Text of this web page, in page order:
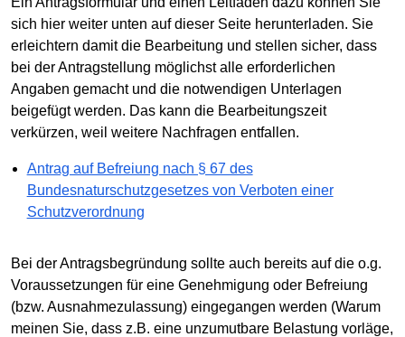
sich hier weiter unten auf dieser Seite herunterladen. Sie
erleichtern damit die Bearbeitung und stellen sicher, dass
bei der Antragstellung möglichst alle erforderlichen
Angaben gemacht und die notwendigen Unterlagen
beigefügt werden. Das kann die Bearbeitungszeit
verkürzen, weil weitere Nachfragen entfallen.
Antrag auf Befreiung nach § 67 des
Bundesnaturschutzgesetzes von Verboten einer
Schutzverordnung
Bei der Antragsbegründung sollte auch bereits auf die o.g.
Voraussetzungen für eine Genehmigung oder Befreiung
(bzw. Ausnahmezulassung) eingegangen werden (Warum
meinen Sie, dass z.B. eine unzumutbare Belastung vorläge,